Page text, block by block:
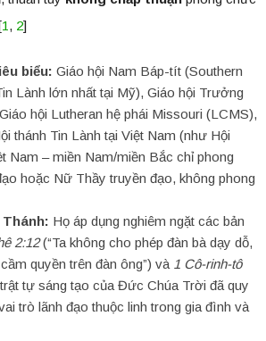
1, 2]
biểu: Giáo hội Nam Báp-tít (Southern
Lành lớn nhất tại Mỹ), Giáo hội Trưởng
hội Lutheran hệ phái Missouri (LCMS),
thánh Tin Lành tại Việt Nam (như Hội
Nam – miền Nam/miền Bắc chỉ phong
hoặc Nữ Thầy truyền đạo, không phong
Thánh: Họ áp dụng nghiêm ngặt các bản
2:12(“Ta không cho phép đàn bà dạy dỗ,
quyền trên đàn ông”) và 1 Cô-rinh-tô
tự sáng tạo của Đức Chúa Trời đã quy
trò lãnh đạo thuộc linh trong gia đình và